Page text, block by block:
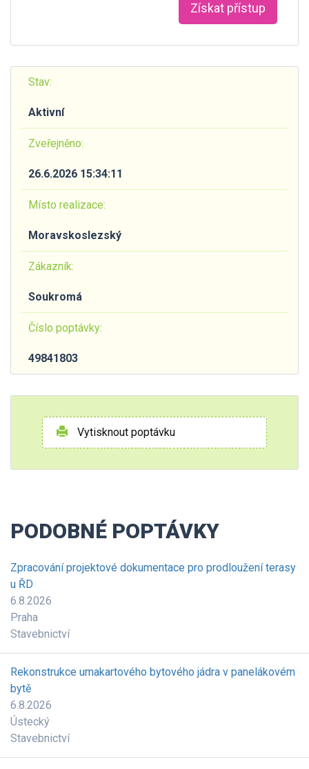
Získat přístup
Stav:
Aktivní
Zveřejněno:
26.6.2026 15:34:11
Místo realizace:
Moravskoslezský
Zákazník:
Soukromá
Číslo poptávky:
49841803
Vytisknout poptávku
PODOBNÉ POPTÁVKY
Zpracování projektové dokumentace pro prodloužení terasy
u ŘD
6.8.2026
Praha
Stavebnictví
Rekonstrukce umakartového bytového jádra v panelákovém
bytě
6.8.2026
Ústecký
Stavebnictví